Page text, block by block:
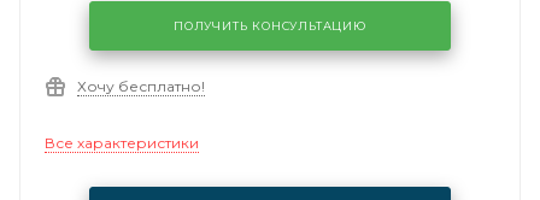
ПОЛУЧИТЬ КОНСУЛЬТАЦИЮ
Хочу бесплатно!
Все характеристики